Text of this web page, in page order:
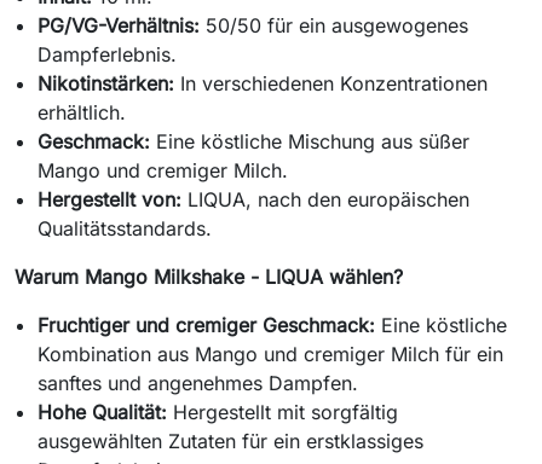
PG/VG-Verhältnis: 50/50 für ein ausgewogenes
Dampferlebnis.
Nikotinstärken: In verschiedenen Konzentrationen
erhältlich.
Geschmack: Eine köstliche Mischung aus süßer
Mango und cremiger Milch.
Hergestellt von: LIQUA, nach den europäischen
Qualitätsstandards.
Warum Mango Milkshake - LIQUA wählen?
Fruchtiger und cremiger Geschmack: Eine köstliche
Kombination aus Mango und cremiger Milch für ein
sanftes und angenehmes Dampfen.
Hohe Qualität: Hergestellt mit sorgfältig
ausgewählten Zutaten für ein erstklassiges